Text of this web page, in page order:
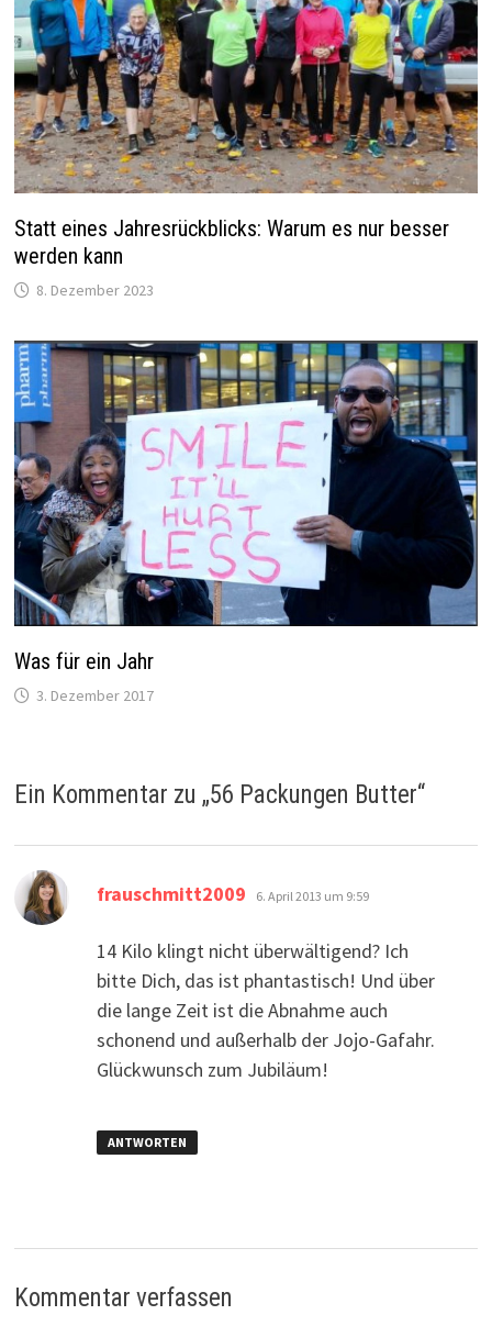
Statt eines Jahresrückblicks: Warum es nur besser
werden kann
8. Dezember 2023
Was für ein Jahr
3. Dezember 2017
Ein Kommentar zu „56 Packungen Butter“
frauschmitt2009 sagt:
6. April 2013 um 9:59
14 Kilo klingt nicht überwältigend? Ich
bitte Dich, das ist phantastisch! Und über
die lange Zeit ist die Abnahme auch
schonend und außerhalb der Jojo-Gafahr.
Glückwunsch zum Jubiläum!
ANTWORTEN
Kommentar verfassen